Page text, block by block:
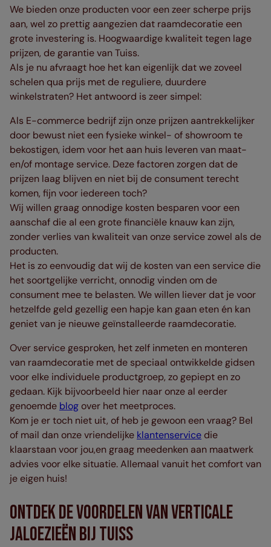
We bieden onze producten voor een zeer scherpe prijs
aan, wel zo prettig aangezien dat raamdecoratie een
grote investering is. Hoogwaardige kwaliteit tegen lage
prijzen, de garantie van Tuiss.
Als je nu afvraagt hoe het kan eigenlijk dat we zoveel
schelen qua prijs met de reguliere, duurdere
winkelstraten? Het antwoord is zeer simpel:
Als E-commerce bedrijf zijn onze prijzen aantrekkelijker
door bewust niet een fysieke winkel- of showroom te
bekostigen, idem voor het aan huis leveren van maat-
en/of montage service. Deze factoren zorgen dat de
prijzen laag blijven en niet bij de consument terecht
komen, fijn voor iedereen toch?
Wij willen graag onnodige kosten besparen voor een
aanschaf die al een grote financiële knauw kan zijn,
zonder verlies van kwaliteit van onze service zowel als de
producten.
Het is zo eenvoudig dat wij de kosten van een service die
het soortgelijke verricht, onnodig vinden om de
consument mee te belasten. We willen liever dat je voor
hetzelfde geld gezellig een hapje kan gaan eten én kan
geniet van je nieuwe geïnstalleerde raamdecoratie.
Over service gesproken, het zelf inmeten en monteren
van raamdecoratie met de speciaal ontwikkelde gidsen
voor elke individuele productgroep, zo gepiept en zo
gedaan. Kijk bijvoorbeeld hier naar onze al eerder
genoemde blog over het meetproces.
Kom je er toch niet uit, of heb je gewoon een vraag? Bel
of mail dan onze vriendelijke klantenservice die
klaarstaan voor jou,en graag meedenken aan maatwerk
advies voor elke situatie. Allemaal vanuit het comfort van
je eigen huis!
Ontdek de Voordelen van Verticale
Jaloezieën bij Tuiss